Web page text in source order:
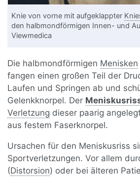
Knie von vorne mit aufgeklappter
den halbmondförmigen Innen- und
Viewmedica
Die halbmondförmigen Menisken
fangen einen großen Teil der
Laufen und Springen ab und
Gelenkknorpel. Der
Verletzung dieser paarig
aus festem Faserknorpel.
Ursachen für den Meniskusriss
Sportverletzungen. Vor allem
(Distorsion) oder bei älteren